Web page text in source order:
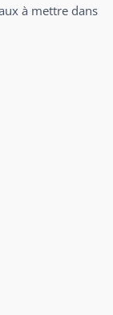
à mettre dans